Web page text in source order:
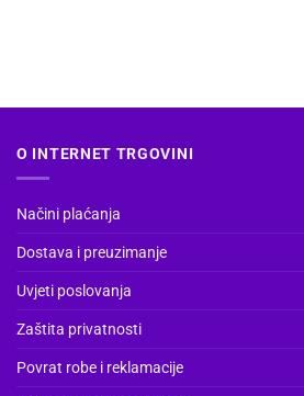
O INTERNET TRGOVINI
Načini plaćanja
Dostava i preuzimanje
Uvjeti poslovanja
Zaštita privatnosti
Povrat robe i reklamacije